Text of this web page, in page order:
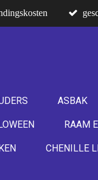
ASBAK
RAAM
CHENILLE